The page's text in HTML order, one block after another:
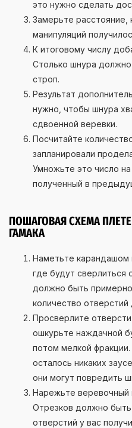
это нужно сделать
Замерьте расстояние,
манипуляций
К итоговому числу
Столько шнура
строп.
Результат
нужно, чтобы шнура
сдвоенной веревки.
Посчитайте
запланировали
Умножьте это число на
полученный в
ПОШАГОВАЯ СХЕМА
ГАМАКА
Наметьте карандашом
где будут
должно быть
количество
Просверлите
ошкурьте наждачной
потом мелкой
осталось никаких
они могут повредить
Нарежьте веревочный
Отрезков должно
отверстий у вас